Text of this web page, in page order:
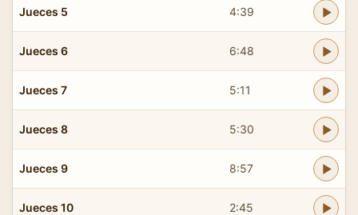
Jueces 5 4:39
Jueces 6 6:48
Jueces 7 5:11
Jueces 8 5:30
Jueces 9 8:57
Jueces 10 2:45